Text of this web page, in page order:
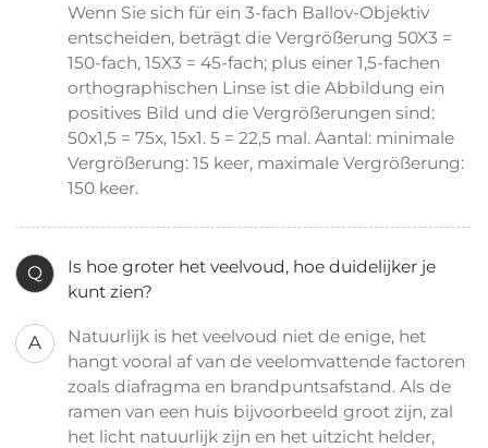
Wenn Sie sich für ein 3-fach Ballov-Objektiv
entscheiden, beträgt die Vergrößerung 50X3 =
150-fach, 15X3 = 45-fach; plus einer 1,5-fachen
orthographischen Linse ist die Abbildung ein
positives Bild und die Vergrößerungen sind:
50x1,5 = 75x, 15x1. 5 = 22,5 mal. Aantal: minimale
Vergrößerung: 15 keer, maximale Vergrößerung:
150 keer.
Q
Is hoe groter het veelvoud, hoe duidelijker je
kunt zien?
A
Natuurlijk is het veelvoud niet de enige, het
hangt vooral af van de veelomvattende factoren
zoals diafragma en brandpuntsafstand. Als de
ramen van een huis bijvoorbeeld groot zijn, zal
het licht natuurlijk zijn en het uitzicht helder,